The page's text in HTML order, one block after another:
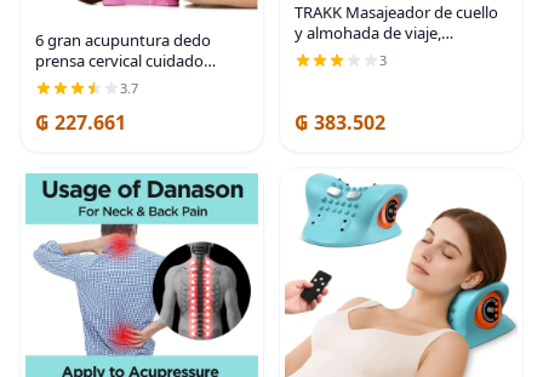
6 gran acupuntura dedo
prensa cervical cuidado
masajeador silicona masaje
bola cuello presión punto
dispositivo
3.7
₲ 227.661
TRAKK Masajeador de cuello
y almohada de viaje,
almohada de cuello en forma
dolor cervical y
3
₲ 383.502